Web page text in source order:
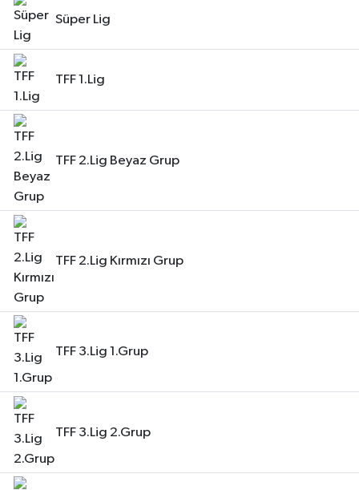
Süper Lig
TFF 1.Lig
TFF 2.Lig Beyaz Grup
TFF 2.Lig Kırmızı Grup
TFF 3.Lig 1.Grup
TFF 3.Lig 2.Grup
Resmi İlanlar